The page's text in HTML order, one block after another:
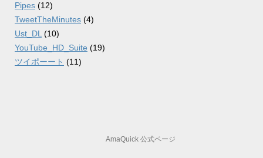
Pipes (12)
TweetTheMinutes (4)
Ust_DL (10)
YouTube_HD_Suite (19)
ツイポーート (11)
AmaQuick 公式ページ